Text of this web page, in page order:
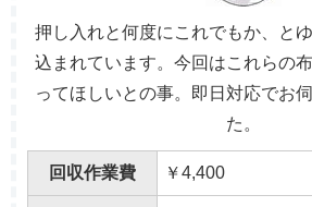
押し入れと何度にこれでもか、と
込まれています。今回はこれらの
ってほしいとの事。即日対応でお
た。
回収作業費 ￥4,400